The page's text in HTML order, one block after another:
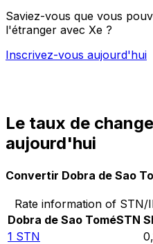
Saviez-vous que vous
l'étranger avec Xe ?
Inscrivez-vous aujourd'hui
Le taux de
aujourd'hui
Convertir Dobra de Sao
Rate information of
Dobra de Sao ToméSTN
1 STN